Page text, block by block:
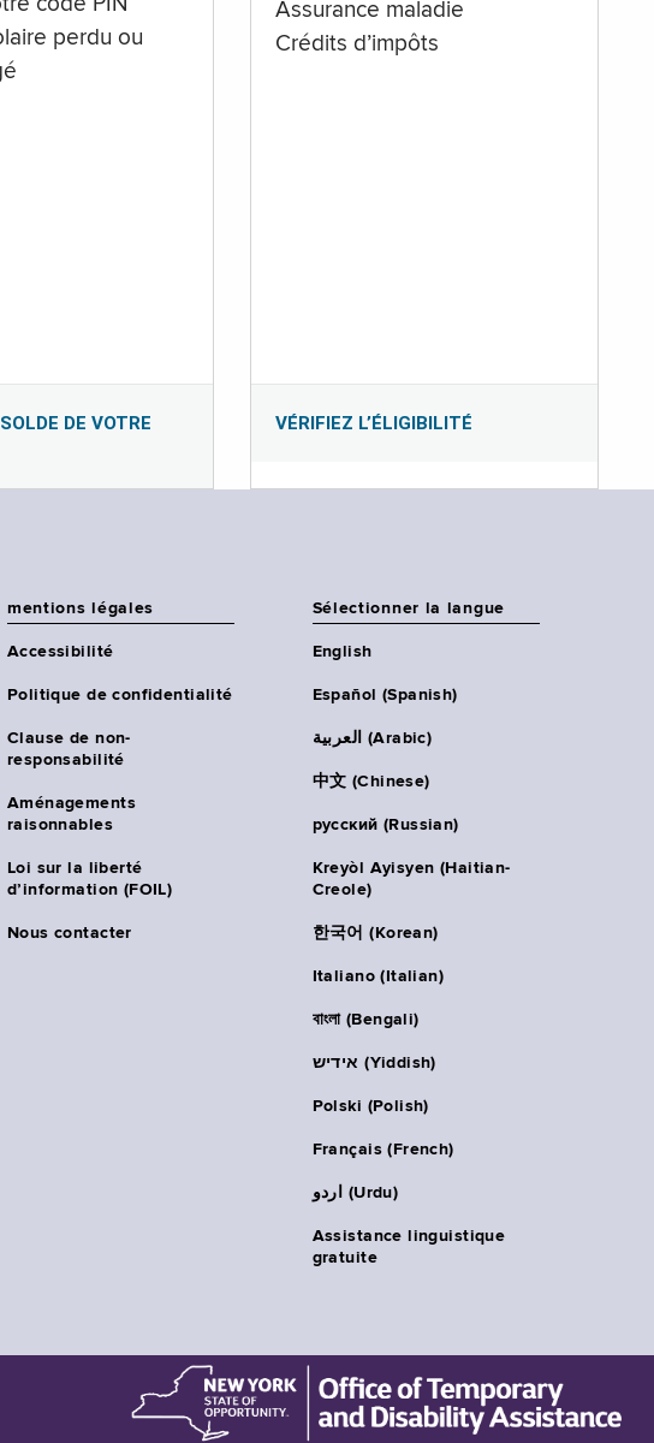
code PIN
perdu ou
DE VOTRE
Assurance maladie
Crédits d’impôts
VÉRIFIEZ L’ÉLIGIBILITÉ
mentions légales
Accessibilité
Politique de confidentialité
Clause de non-
responsabilité
Aménagements
raisonnables
Loi sur la liberté
d’information (FOIL)
Nous contacter
Sélectionner la langue
English
Español (Spanish)
العربية (Arabic)
中文 (Chinese)
русский (Russian)
Kreyòl Ayisyen (Haitian-
Creole)
한국어 (Korean)
Italiano (Italian)
বাংলা (Bengali)
אידיש (Yiddish)
Polski (Polish)
Français (French)
اردو (Urdu)
Assistance linguistique
gratuite